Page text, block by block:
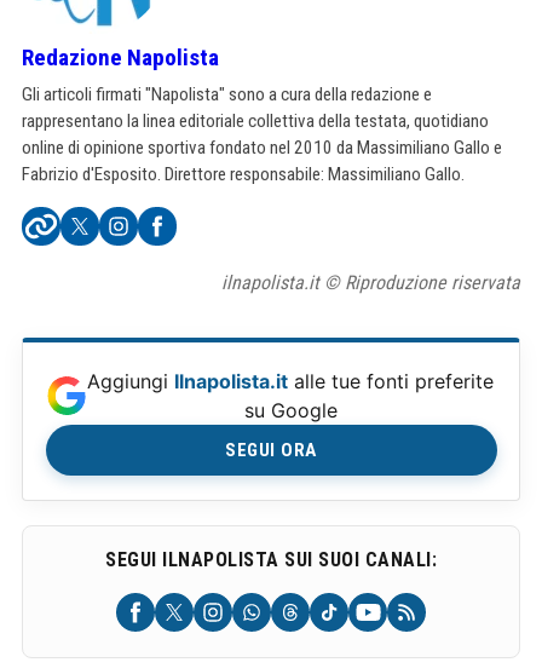
Redazione Napolista
Gli articoli firmati "Napolista" sono a cura della redazione e
rappresentano la linea editoriale collettiva della testata, quotidiano
online di opinione sportiva fondato nel 2010 da Massimiliano Gallo e
Fabrizio d'Esposito. Direttore responsabile: Massimiliano Gallo.
ilnapolista.it © Riproduzione riservata
Aggiungi Ilnapolista.it alle tue fonti preferite
su Google
SEGUI ORA
SEGUI ILNAPOLISTA SUI SUOI CANALI: